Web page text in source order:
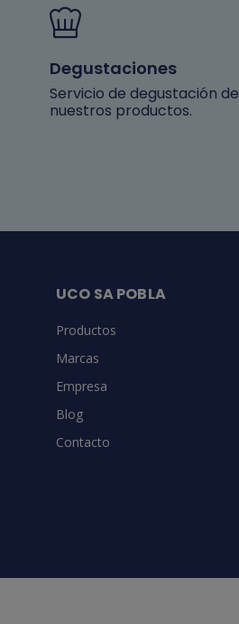
Degustaciones
Servicio de degustación de
nuestros productos.
UCO SA POBLA
Productos
Marcas
Empresa
Blog
Contacto